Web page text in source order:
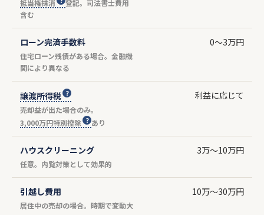
抵当権抹消
登記。司法書士費用
含む
ローン完済手数料
住宅ローン残債がある場合。金融機
関により異なる
0〜3万円
譲渡所得税
売却益が出た場合のみ。
3,000万円特別控除
あり
利益に応じて
ハウスクリーニング
任意。内覧対策として効果的
3万〜10万円
引越し費用
居住中の売却の場合。時期で変動大
10万〜30万円